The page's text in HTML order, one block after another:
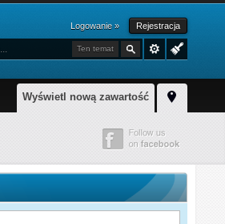
Logowanie » Rejestracja
Ten temat
Wyświetl nową zawartość